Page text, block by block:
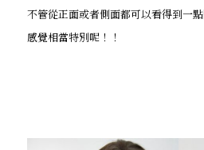
不管從正面或者側面都可以看得到一
感覺相當特別呢！！